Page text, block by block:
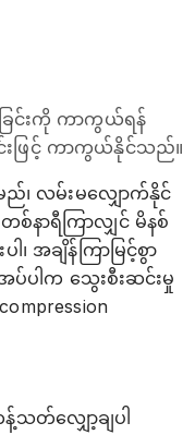
င်းကို ကာကွယ်ရန်
းဖြင့် ကာကွယ်နိုင်သည်။
၊ လမ်းမလျှောက်နိုင်
စ်နာရီကြာလျှင် မိနစ်
၊ အချိန်ကြာမြင့်စွာ
ါက သွေးစီးဆင်းမှု
တ်လျှော့ချပါ